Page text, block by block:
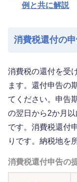
例と共に解説
消費税還付の
消費税の還付を受
ます。還付申告の
てください。申告
の翌日から2か月
です。消費税還付
りです。納税地を
消費税還付申告の